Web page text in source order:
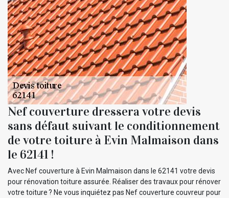
Nef couverture dressera votre devis
sans défaut suivant le conditionnement
de votre toiture à Evin Malmaison dans
le 62141 !
Avec Nef couverture à Evin Malmaison dans le 62141 votre devis
pour rénovation toiture assurée. Réaliser des travaux pour rénover
votre toiture ? Ne vous inquiétez pas Nef couverture couvreur pour